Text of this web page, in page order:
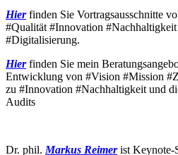
Hierfinden Sie Vortragsausschnitte
#Qualität #Innovation
#Digitalisierung.
Hierfinden Sie mein
Entwicklung von #Vision #Mission
zu #Innovation #Nachhaltigkeit und
Audits
Dr. phil. Markus Reimerist Keynote-